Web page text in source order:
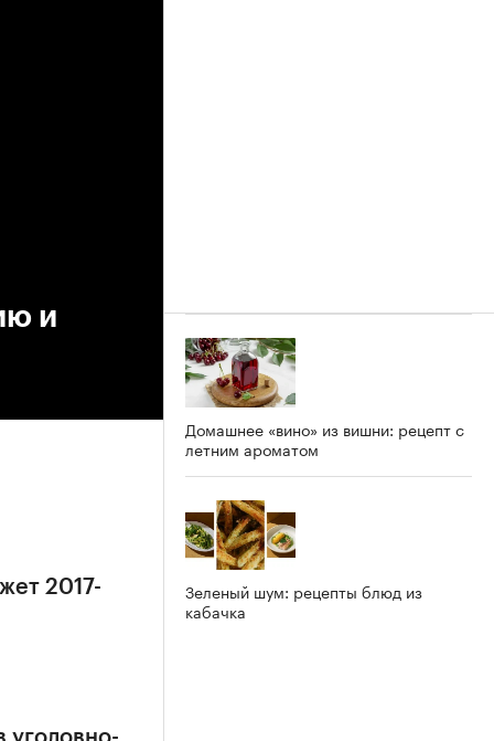
и
2017-
Домашнее «вино» из вишни: рецепт с
летним ароматом
Зеленый шум: рецепты блюд из
кабачка